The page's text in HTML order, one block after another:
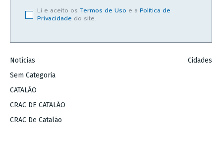
Li e aceito os Termos de Uso e a Política de
Privacidade do site.
Notícias
Sem Categoria
CATALÃO
CRAC DE CATALÃO
CRAC De Catalão
Cidades